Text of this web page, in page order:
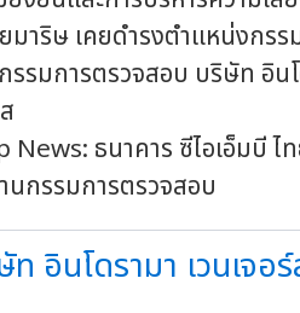
ษ เคยดำรงตำแหน่งกรรม
รรมการตรวจสอบ บริษัท อิ
ท อินโดรามา เวนเจ